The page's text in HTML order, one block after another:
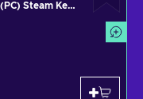
Steam Key